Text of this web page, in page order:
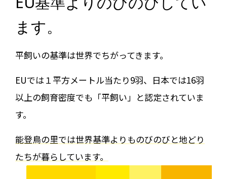
ます。
平飼いの基準は世界でちがってきます。
EUでは１平方メートル当たり9羽、日本では16羽
以上の飼育密度でも「平飼い」と認定されていま
す。
能登鳥の里では世界基準よりものびのびと地どり
たちが暮らしています。